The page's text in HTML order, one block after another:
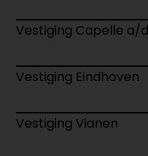
Vestiging Capelle a/
Vestiging Eindhoven
Vestiging Vianen